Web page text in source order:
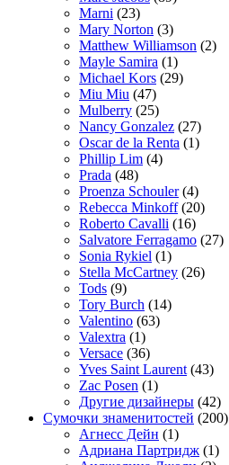
Marni (23)
Mary Norton (3)
Matthew Williamson (2)
Mayle Samira (1)
Michael Kors (29)
Miu Miu (47)
Mulberry (25)
Nancy Gonzalez (27)
Oscar de la Renta (1)
Phillip Lim (4)
Prada (48)
Proenza Schouler(4)
Rebecca Minkoff(20)
Roberto Cavalli (16)
Salvatore Ferragamo (27)
Sonia Rykiel (1)
Stella McCartney (26)
Tods (9)
Tory Burch (14)
Valentino (63)
Valextra (1)
Versace (36)
Yves Saint Laurent (43)
Zac Posen (1)
Другие дизайнеры (42)
Сумочки знаменитостей (200)
Агнесс Дейн (1)
Адриана Партридж (1)